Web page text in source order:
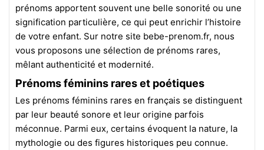
prénoms apportent souvent une belle sonorité ou une
signification particulière, ce qui peut enrichir l’histoire
de votre enfant. Sur notre site bebe-prenom.fr, nous
vous proposons une sélection de prénoms rares,
mêlant authenticité et modernité.
Prénoms féminins rares et poétiques
Les prénoms féminins rares en français se distinguent
par leur beauté sonore et leur origine parfois
méconnue. Parmi eux, certains évoquent la nature, la
mythologie ou des figures historiques peu connue.